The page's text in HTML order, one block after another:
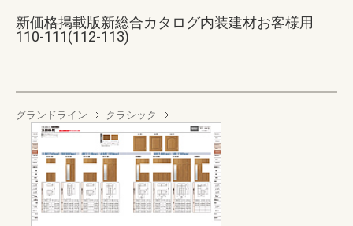
新価格掲載版新総合カタログ内装建材お客様用
110-111(112-113)
グランドライン クラシック